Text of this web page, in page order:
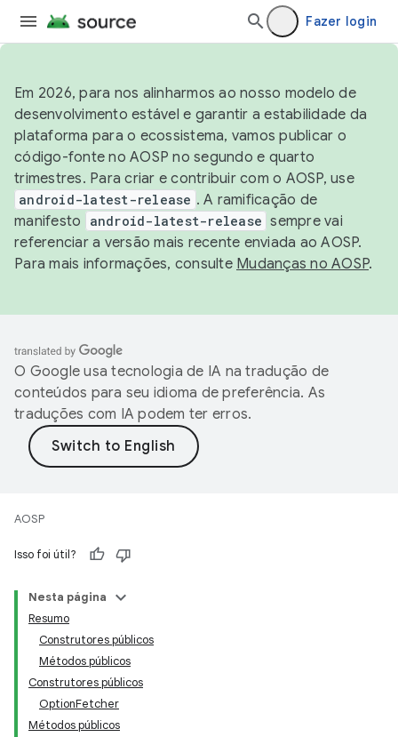
Fazer login
Em 2026, para nos alinharmos ao nosso modelo de
desenvolvimento estável e garantir a estabilidade da
plataforma para o ecossistema, vamos publicar o
código-fonte no AOSP no segundo e quarto
trimestres. Para criar e contribuir com o AOSP, use
android-latest-release . A ramificação de
manifesto
android-latest-release sempre vai
referenciar a versão mais recente enviada ao AOSP.
Para mais informações, consulte Mudanças no AOSP.
O Google usa tecnologia de IA na tradução de
conteúdos para seu idioma de preferência. As
traduções com IA podem ter erros.
AOSP
Isso foi útil?
Nesta página
Resumo
Construtores públicos
Métodos públicos
Construtores públicos
OptionFetcher
Métodos públicos